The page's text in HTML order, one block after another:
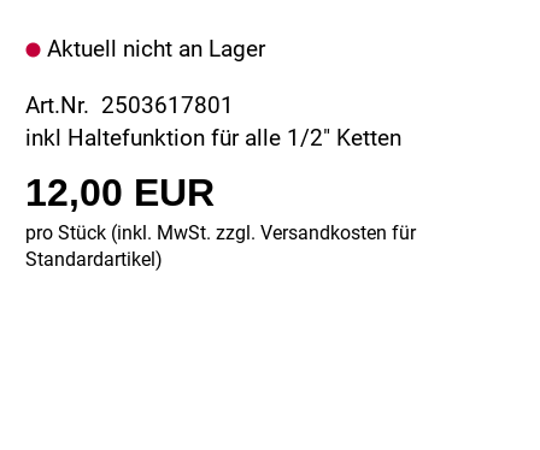
Aktuell nicht an Lager
Art.Nr. 2503617801
inkl Haltefunktion für alle 1/2" Ketten
12,00 EUR
pro Stück (inkl. MwSt. zzgl. Versandkosten für
Standardartikel)